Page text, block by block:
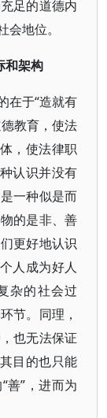
足的道德内
地位。
和架构
在于“造就有
教育，使法
，使法律职
认识并没有
一种似是而
的是非、善
更好地认识
人成为好人
杂的社会过
节。同理，
也无法保证
目的也只能
善”，进而为